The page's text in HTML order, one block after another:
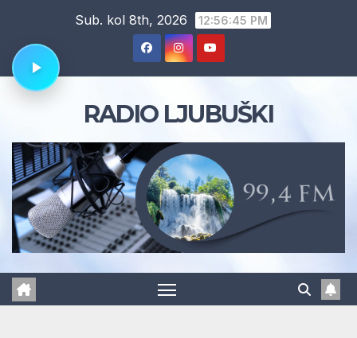
content
Sub. kol 8th, 2026 12:56:46 PM
RADIO LJUBUŠKI